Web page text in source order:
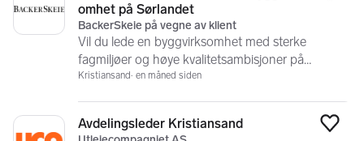
omhet på Sørlandet
BackerSkeie på vegne av klient
Vil du lede en byggvirksomhet med sterke
fagmiljøer og høye kvalitetsambisjoner på
Sørlandet?
Kristiansand en måned siden
Avdelingsleder Kristiansand